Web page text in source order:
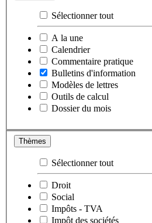
Sélectionner tout
A la une
Calendrier
Commentaire pratique
Bulletins d'information
Modèles de lettres
Outils de calcul
Dossier du mois
Thèmes
Sélectionner tout
Droit
Social
Impôts - TVA
Impôt des sociétés